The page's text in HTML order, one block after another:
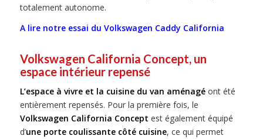
totalement autonome.
A lire notre essai du Volkswagen Caddy California
Volkswagen California Concept, un
espace intérieur repensé
L’espace à vivre et la cuisine du van aménagéont été
entièrement repensés. Pour la première fois, le
Volkswagen California Concept est également équipé
d’une porte coulissante côté cuisine, ce qui permet